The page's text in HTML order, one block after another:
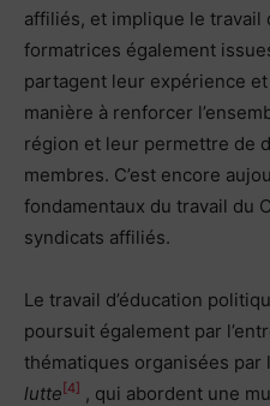
affiliés, et implique le travail
formatrices également
partagent leur expérience
manière à renforcer
région et leur permettre de
membres. C’est encore
fondamentaux du travail du
syndicats affiliés.
Le travail d’éducation
poursuit également par
thématiques organisées par
lutte [4] , qui abordent une